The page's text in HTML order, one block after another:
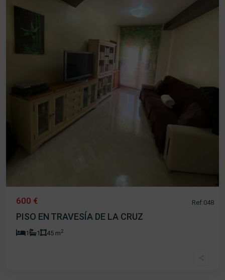
600 €
PISO EN TRAVESÍA DE LA CRUZ
1 1 45 m2
Ref:048